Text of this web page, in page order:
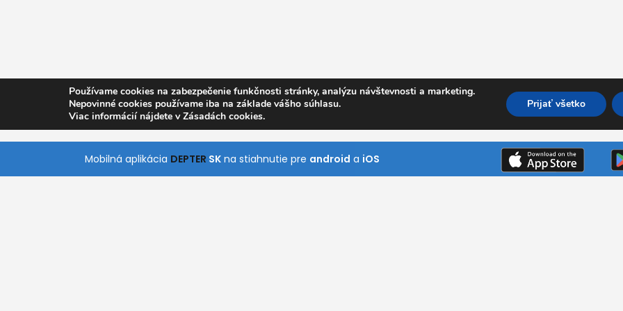
Mobilná aplikácia DEPTER SK na stiahnutie pre android a iOS
Používame cookies na zabezpečenie funkčnosti stránky, analýzu návštevnosti a marketing.
Nepovinné cookies používame iba na základe vášho súhlasu.
Viac informácií nájdete v Zásadách cookies.
Prijať všetko